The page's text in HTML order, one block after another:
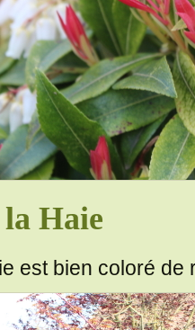
Haie
est bien coloré de